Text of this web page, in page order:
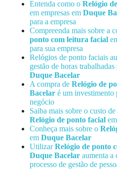
Entenda como o Relógio
em empresas em Duque
para a empresa
Compreenda mais sobre a
ponto com leitura facial
para sua empresa
Relógios de ponto faciais
gestão de horas
Duque Bacelar
A compra de Relógio de
Bacelar é um investimento
negócio
Saiba mais sobre o custo
Relógio de ponto facial em
Conheça mais sobre o
em Duque Bacelar
UtilizarRelógio de ponto
Duque Bacelar aumenta a
processo de gestão de